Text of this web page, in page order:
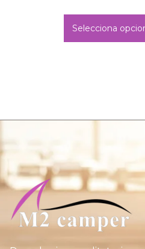
Selecciona